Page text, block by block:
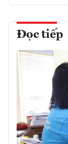
Đọc tiếp